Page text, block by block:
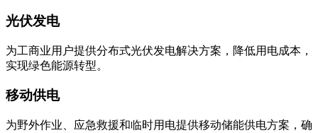
光伏发电
为工商业用户提供分布式光伏发电解决方案，降低用电成本，
实现绿色能源转型。
移动供电
为野外作业、应急救援和临时用电提供移动储能供电方案，确